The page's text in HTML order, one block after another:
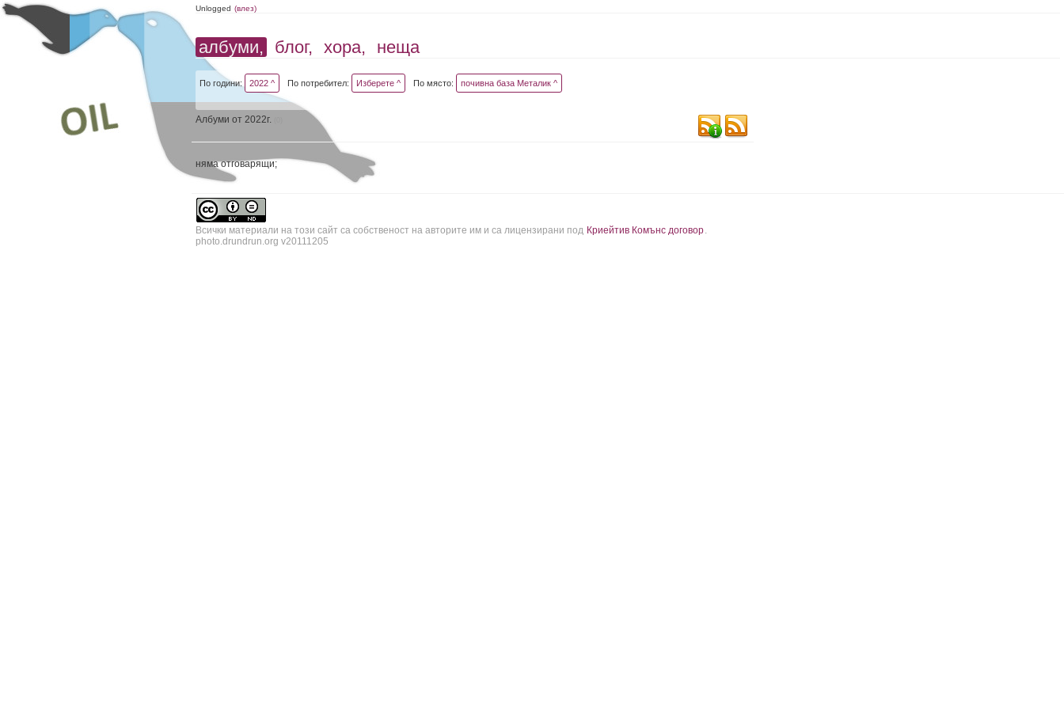
Unlogged (влез)
албуми, блог, хора, неща
По години: 2022 ^ По потребител: Изберете ^ По място: почивна база Металик ^
Албуми от 2022г.
няма отговарящи;
Всички материали на този сайт са собственост на авторите им и са лицензирани под Криейтив Комънс договор.
photo.drundrun.org v20111205